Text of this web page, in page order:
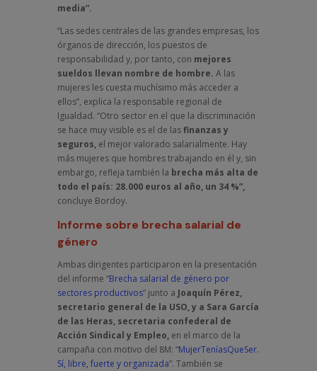
media”.
“Las sedes centrales de las grandes empresas, los
órganos de dirección, los puestos de
responsabilidad y, por tanto, con mejores
sueldos llevan nombre de hombre. A las
mujeres les cuesta muchísimo más acceder a
ellos”, explica la responsable regional de
Igualdad. “Otro sector en el que la discriminación
se hace muy visible es el de lasfinanzas y
seguros,el mejor valorado salarialmente. Hay
más mujeres que hombres trabajando en él y, sin
embargo, refleja también la brecha más alta de
todo el país: 28.000 euros al año, un 34 %”,
concluye Bordoy.
Informe sobre brecha salarial de
género
Ambas dirigentes participaron en la presentación
del informe “Brecha salarial de género por
sectores productivos” junto a Joaquín Pérez,
secretario general de la USO, y a Sara García
de las Heras, secretaria confederal de
Acción Sindical y Empleo,en el marco de la
campaña con motivo del 8M: “MujerTeníasQueSer.
Sí, libre, fuerte y organizada”. También se